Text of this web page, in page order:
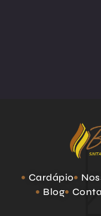
Cardápio
Blog